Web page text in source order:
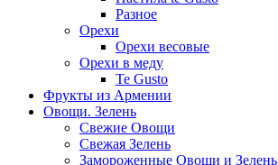
Разное
Орехи
Орехи весовые
Орехи в меду
Te Gusto
Фрукты из Армении
Овощи. Зелень
Свежие Овощи
Свежая Зелень
Замороженные Овощи и Зелень